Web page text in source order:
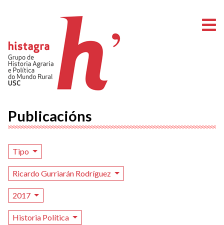
Publicacións
Tipo
Ricardo Gurriarán Rodríguez
2017
Historia Política